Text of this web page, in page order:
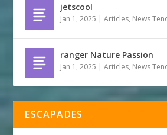
jetscool
Jan 1, 2025 |Articles, News
ranger Nature Passion
Jan 1, 2025 |Articles, News
ESCAPADES